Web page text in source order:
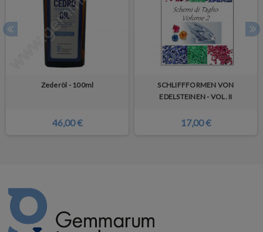
Zederöl - 100ml
46,00 €
SCHLIFFFORMEN VON
EDELSTEINEN - VOL. II
17,00 €